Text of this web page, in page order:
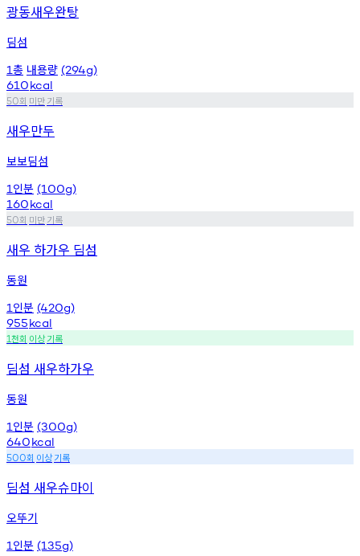
광동새우완탕
딤섬
1총 내용량 (294g)
610kcal
50회 미만기록
새우만두
보보딤섬
1 인분 (100g)
160kcal
50회 미만기록
새우 하가우 딤섬
동원
1 인분 (420g)
955kcal
1천회 이상기록
딤섬 새우하가우
동원
1 인분 (300g)
640kcal
500회 이상기록
딤섬 새우슈마이
오뚜기
1 인분 (135g)